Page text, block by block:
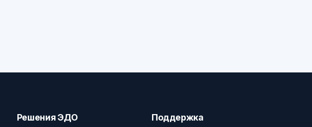
Решения ЭДО Поддержка